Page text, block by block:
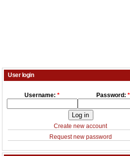
User login
Username:* Password: *
Create new account
Request new password